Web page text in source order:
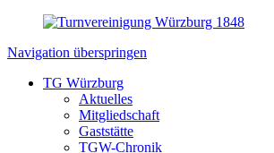
Navigation überspringen
TG Würzburg
Aktuelles
Mitgliedschaft
Gaststätte
TGW-Chronik